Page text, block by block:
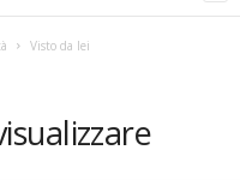
Visto da lei